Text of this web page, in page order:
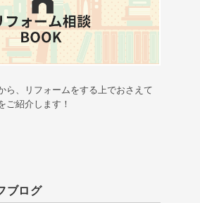
ら、リフォームをする上でおさえて
ご紹介します！
ブログ